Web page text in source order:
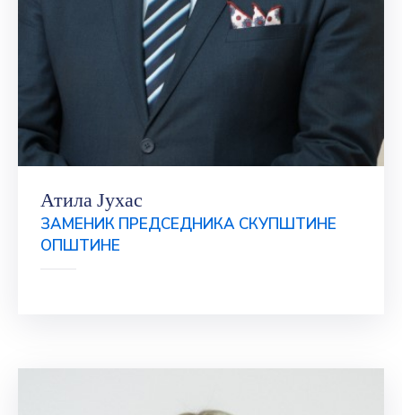
Атила Јухас
ЗАМЕНИК ПРЕДСЕДНИКА СКУПШТИНЕ
ОПШТИНЕ